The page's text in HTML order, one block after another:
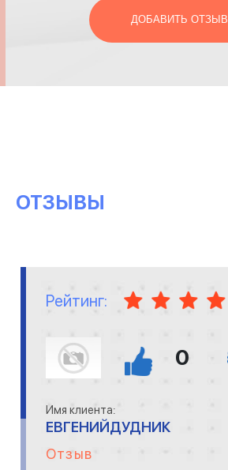
ДОБАВИТЬ ОТЗЫВ
ОТЗЫВЫ
Рейтинг:
0
Имя клиента:
ЕВГЕНИЙДУДНИК
Отзыв